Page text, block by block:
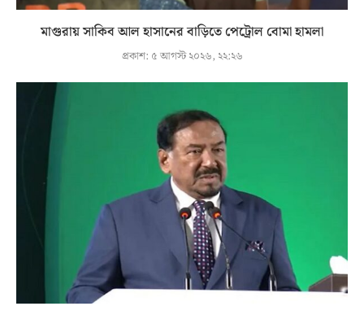
মাগুরায় সাকিব আল হাসানের বাড়িতে পেট্রোল বোমা হামলা
প্রকাশ: ৫ আগস্ট ২০২৬, ২২:২৬